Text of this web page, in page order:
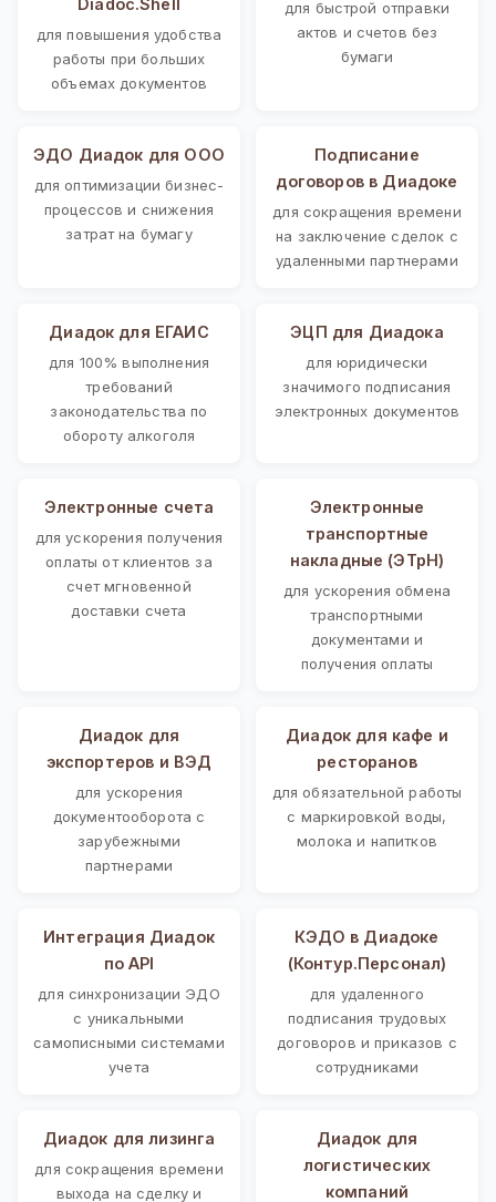
для повышения удобства
работы при больших
объемах документов
для быстрой отправки
актов и счетов без
бумаги
ЭДО Диадок для ООО
для оптимизации бизнес-
процессов и снижения
затрат на бумагу
Подписание
договоров в Диадоке
для сокращения времени
на заключение сделок с
удаленными партнерами
Диадок для ЕГАИС
для 100% выполнения
требований
законодательства по
обороту алкоголя
ЭЦП для Диадока
для юридически
значимого подписания
электронных документов
Электронные счета
для ускорения получения
оплаты от клиентов за
счет мгновенной
доставки счета
Электронные
транспортные
накладные (ЭТрН)
для ускорения обмена
транспортными
документами и
получения оплаты
Диадок для
экспортеров и ВЭД
для ускорения
документооборота с
зарубежными
партнерами
Диадок для кафе и
ресторанов
для обязательной работы
с маркировкой воды,
молока и напитков
Интеграция Диадок
по API
для синхронизации ЭДО
с уникальными
самописными системами
учета
КЭДО в Диадоке
(Контур.Персонал)
для удаленного
подписания трудовых
договоров и приказов с
сотрудниками
Диадок для лизинга
для сокращения времени
выхода на сделку и
Диадок для
логистических
компаний